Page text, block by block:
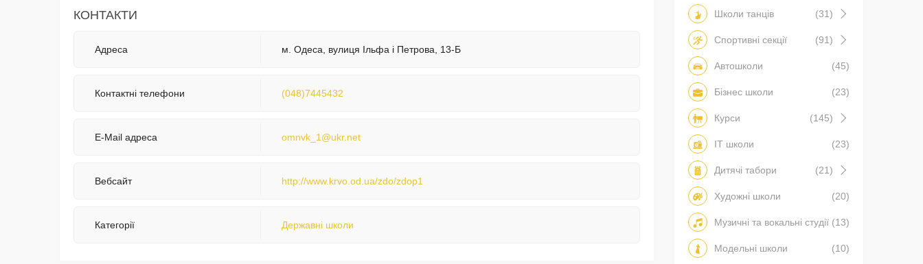
КОНТАКТИ
Адреса м. Одеса, вулиця Ільфа і Петрова, 13-Б
Контактні телефони (048)7445432
E-Mail адреса omnvk_1@ukr.net
Вебсайт http://www.krvo.od.ua/zdo/zdop1
Категорії Державні школи
Школи танців (31)
Спортивні секції (91)
Автошколи (45)
Бізнес школи (23)
Курси (145)
IT школи (23)
Дитячі табори (21)
Художні школи (20)
Музичні та вокальні студії (13)
Модельні школи
(10)